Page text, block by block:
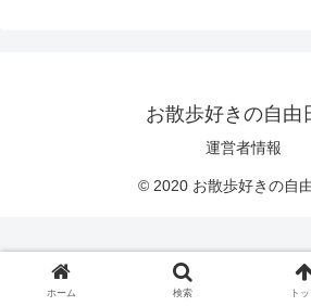
お散歩好きの自由
運営者情報
© 2020 お散歩好きの自
ホーム 検索 ト